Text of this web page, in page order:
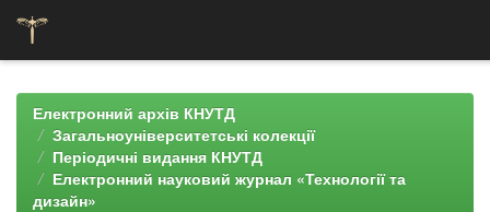
navigationЕлектронний архів КНУТД
Загальноуніверситетські колекції
Періодичні видання КНУТД
Електронний науковий журнал «Технології та
дизайн»